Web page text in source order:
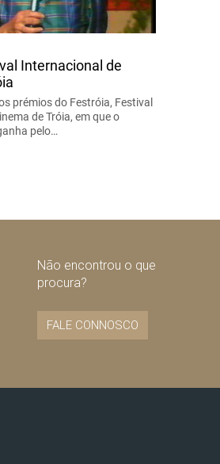
Internacional de
prémios do Festróia, Festival
de Tróia, em que o
pelo…
Não encontrou o que
procura?
FALE CONNOSCO